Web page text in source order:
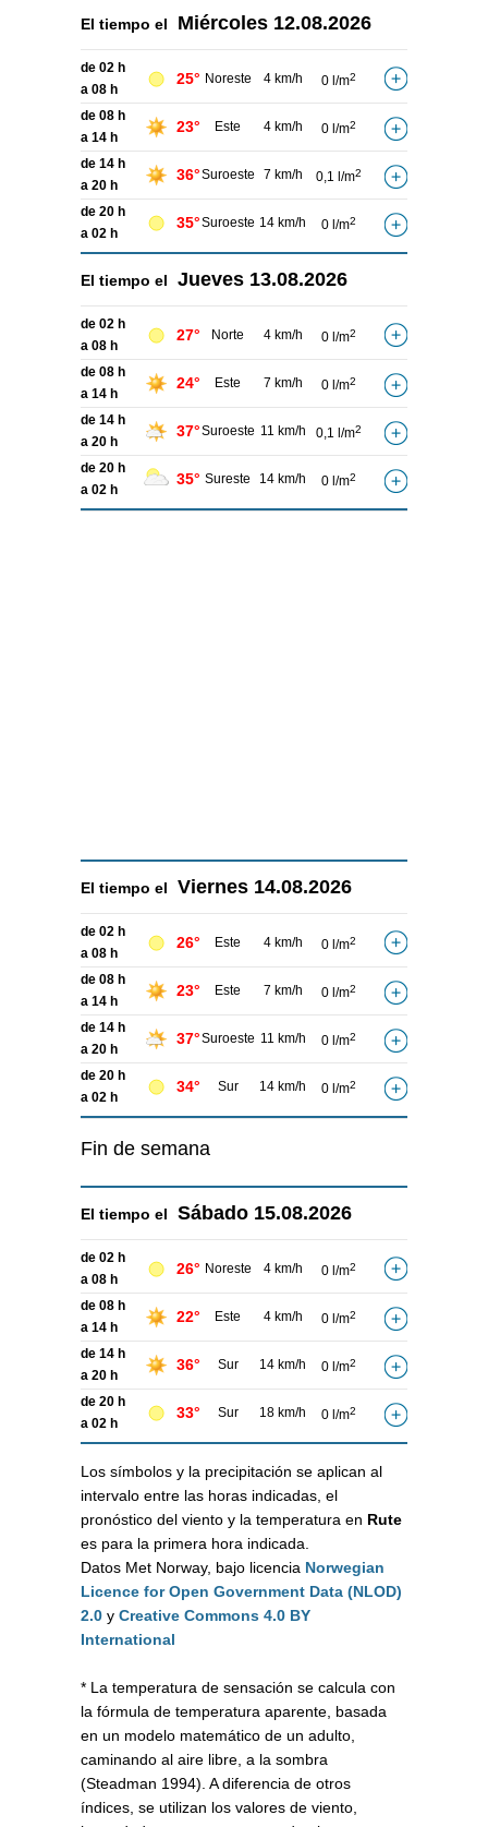
El tiempo el Miércoles 12.08.2026
de 02 h
a 08 h
25° Noreste 4 km/h 0 l/m2
de 08 h
a 14 h
23° Este 4 km/h 0 l/m2
de 14 h
a 20 h
36°Suroeste 7 km/h 0,1 l/m2
de 20 h
a 02 h
35°Suroeste 14 km/h 0 l/m2
El tiempo el Jueves 13.08.2026
de 02 h
a 08 h
27° Norte 4 km/h 0 l/m2
de 08 h
a 14 h
24° Este 7 km/h 0 l/m2
de 14 h
a 20 h
37°Suroeste 11 km/h 0,1 l/m2
de 20 h
a 02 h
35° Sureste 14 km/h 0 l/m2
El tiempo el Viernes 14.08.2026
de 02 h
a 08 h
26° Este 4 km/h 0 l/m2
de 08 h
a 14 h
23° Este 7 km/h 0 l/m2
de 14 h
a 20 h
37°Suroeste 11 km/h 0 l/m2
de 20 h
a 02 h
34° Sur 14 km/h 0 l/m2
Fin de semana
El tiempo el Sábado 15.08.2026
de 02 h
a 08 h
26° Noreste 4 km/h 0 l/m2
de 08 h
a 14 h
22° Este 4 km/h 0 l/m2
de 14 h
a 20 h
36° Sur 14 km/h 0 l/m2
de 20 h
a 02 h
33° Sur 18 km/h 0 l/m2
Los símbolos y la precipitación se aplican al
intervalo entre las horas indicadas, el
pronóstico del viento y la temperatura en Rute
es para la primera hora indicada.
Datos Met Norway, bajo licencia Norwegian
Licence for Open Government Data (NLOD)
2.0 y Creative Commons 4.0 BY
International
* La temperatura de sensación se calcula con
la fórmula de temperatura aparente, basada
en un modelo matemático de un adulto,
caminando al aire libre, a la sombra
(Steadman 1994). A diferencia de otros
índices, se utilizan los valores de viento,